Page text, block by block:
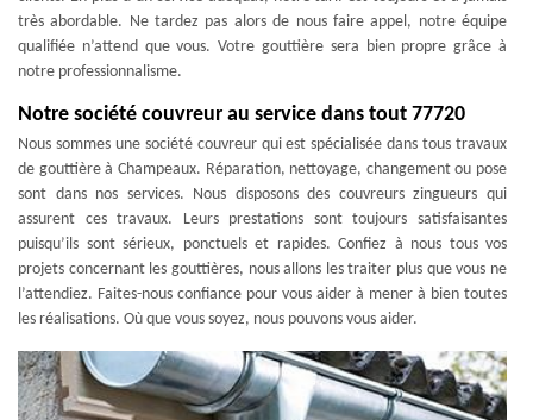
très abordable. Ne tardez pas alors de nous faire appel, notre équipe
qualifiée n’attend que vous. Votre gouttière sera bien propre grâce à
notre professionnalisme.
Notre société couvreur au service dans tout 77720
Nous sommes une société couvreur qui est spécialisée dans tous travaux
de gouttière à Champeaux. Réparation, nettoyage, changement ou pose
sont dans nos services. Nous disposons des couvreurs zingueurs qui
assurent ces travaux. Leurs prestations sont toujours satisfaisantes
puisqu’ils sont sérieux, ponctuels et rapides. Confiez à nous tous vos
projets concernant les gouttières, nous allons les traiter plus que vous ne
l’attendiez. Faites-nous confiance pour vous aider à mener à bien toutes
les réalisations. Où que vous soyez, nous pouvons vous aider.